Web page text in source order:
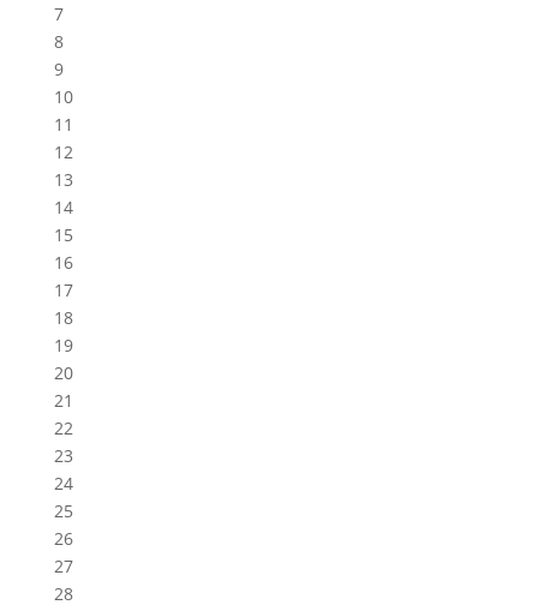
7
8
9
10
11
12
13
14
15
16
17
18
19
20
21
22
23
24
25
26
27
28